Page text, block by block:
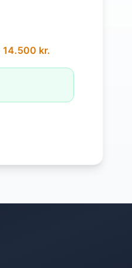
14.500 kr.